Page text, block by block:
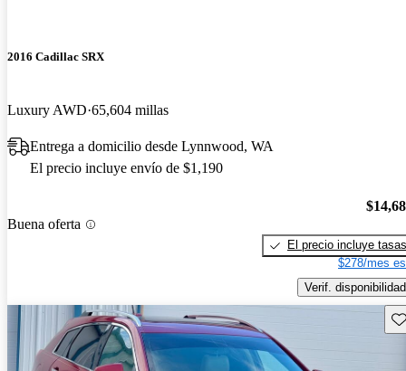
2016 Cadillac SRX
Luxury AWD 65,604 millas
Entrega a domicilio desde Lynnwood, WA
El precio incluye envío de $1,190
Buena oferta
El precio incluye tasas
$278/mes
Verif. disponibilidad